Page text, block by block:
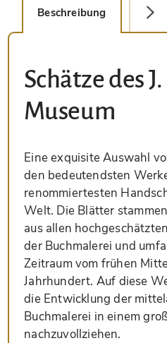
Beschreibung
Schätze des
Museum
Eine exquisite Auswahl
den bedeutendsten
renommiertesten
Welt. Die Blätter
aus allen
der Buchmalerei und
Zeitraum vom frühen
Jahrhundert. Auf diese
die Entwicklung der
Buchmalerei in einem
nachzuvollziehen.